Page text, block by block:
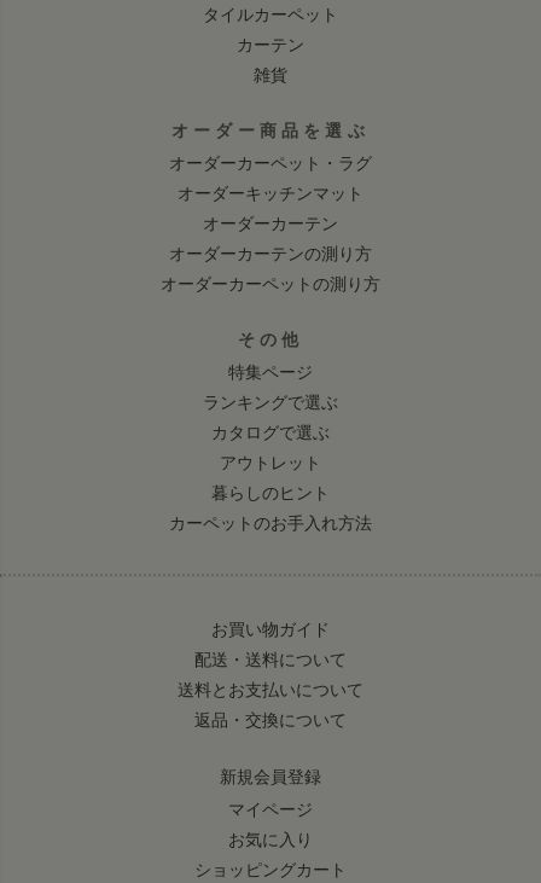
タイルカーペット
カーテン
雑貨
オーダー商品を選ぶ
オーダーカーペット・ラグ
オーダーキッチンマット
オーダーカーテン
オーダーカーテンの測り方
オーダーカーペットの測り方
その他
特集ページ
ランキングで選ぶ
カタログで選ぶ
アウトレット
暮らしのヒント
カーペットのお手入れ方法
お買い物ガイド
配送・送料について
送料とお支払いについて
返品・交換について
新規会員登録
マイページ
お気に入り
ショッピングカート